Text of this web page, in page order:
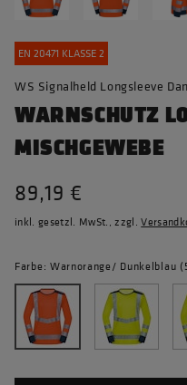
EN 20471 KLASSE 2
WS Signalheld Longsleeve
WARNSCHUTZ
MISCHGEWEBE
89,19 €
inkl. gesetzl. MwSt., zzgl.
Farbe: Warnorange/ Dunkelblau